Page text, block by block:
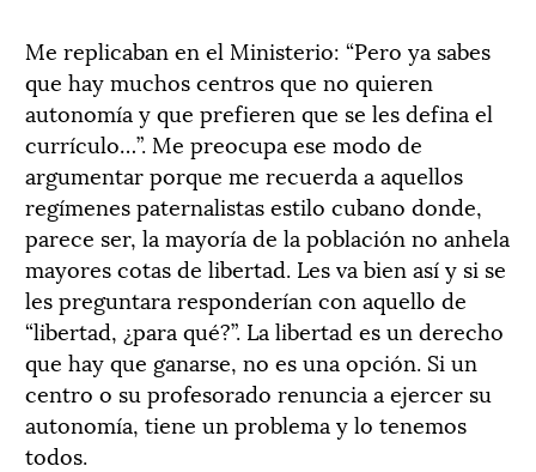
Me replicaban en el Ministerio: “Pero ya sabes
que hay muchos centros que no quieren
autonomía y que prefieren que se les defina el
currículo…”. Me preocupa ese modo de
argumentar porque me recuerda a aquellos
regímenes paternalistas estilo cubano donde,
parece ser, la mayoría de la población no anhela
mayores cotas de libertad. Les va bien así y si se
les preguntara responderían con aquello de
“libertad, ¿para qué?”. La libertad es un derecho
que hay que ganarse, no es una opción. Si un
centro o su profesorado renuncia a ejercer su
autonomía, tiene un problema y lo tenemos
todos.